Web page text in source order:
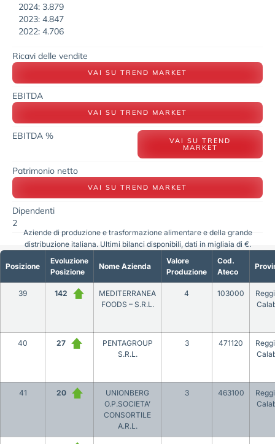
2024: 3.879
2023: 4.847
2022: 4.706
Ricavi delle vendite
VAI SU TREND MARKET
EBITDA
VAI SU TREND MARKET
EBITDA % VAI SU TREND
MARKET
Patrimonio netto
VAI SU TREND MARKET
Dipendenti
2
Posizione
Evoluzione
Posizione
Nome Azienda
Valore
Produzione
Cod.
Ateco
39 142
MEDITERRANEA
FOODS – S.R.L.
4 103000
40 27
PENTAGROUP
S.R.L.
3 471120
41 20
UNIONBERG
O.P.SOCIETA’
CONSORTILE
A.R.L.
3 463100
Aziende di produzione e trasformazione alimentare e della grande
distribuzione italiana. Ultimi bilanci disponibili, dati in migliaia di €.